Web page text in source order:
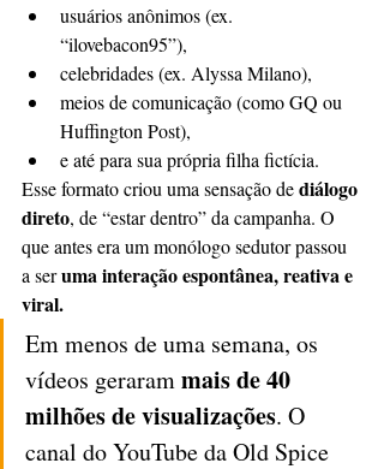
usuários anônimos (ex.
“ilovebacon95”),
celebridades (ex. Alyssa Milano),
meios de comunicação (como GQ ou
Huffington Post),
e até para sua própria filha fictícia.
Esse formato criou uma sensação de diálogo
direto, de “estar dentro” da campanha. O
que antes era um monólogo sedutor passou
a ser uma interação espontânea, reativa e
viral.
Em menos de uma semana, os
vídeos geraram mais de 40
milhões de visualizações. O
canal do YouTube da Old Spice